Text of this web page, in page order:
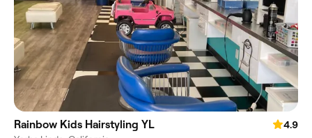
Rainbow Kids Hairstyling YL
4.9